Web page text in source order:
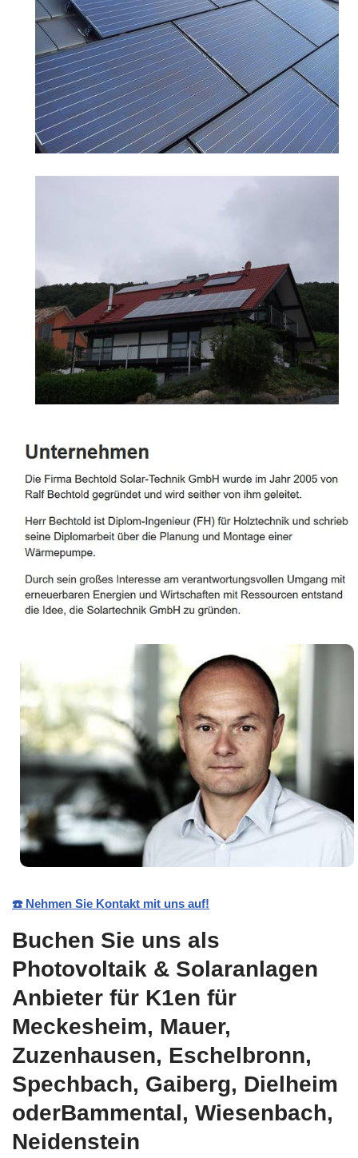
☎️ Nehmen Sie Kontakt mit uns auf!
Buchen Sie uns als
Photovoltaik & Solaranlagen
Anbieter für K1en für
Meckesheim, Mauer,
Zuzenhausen, Eschelbronn,
Spechbach, Gaiberg, Dielheim
oderBammental, Wiesenbach,
Neidenstein